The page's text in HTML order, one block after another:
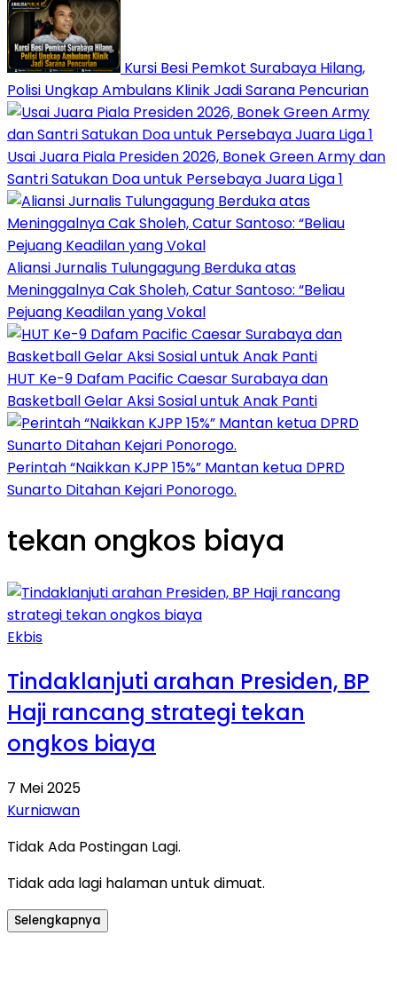
Kursi Besi Pemkot Surabaya Hilang,
Polisi Ungkap Ambulans Klinik Jadi Sarana Pencurian
Usai Juara Piala Presiden 2026, Bonek Green Army dan
Santri Satukan Doa untuk Persebaya Juara Liga 1
Aliansi Jurnalis Tulungagung Berduka atas
Meninggalnya Cak Sholeh, Catur Santoso: “Beliau
Pejuang Keadilan yang Vokal
HUT Ke-9 Dafam Pacific Caesar Surabaya dan
Basketball Gelar Aksi Sosial untuk Anak Panti
Perintah “Naikkan KJPP 15%” Mantan ketua DPRD
Sunarto Ditahan Kejari Ponorogo.
tekan ongkos biaya
Ekbis
Tindaklanjuti arahan Presiden, BP
Haji rancang strategi tekan
ongkos biaya
7 Mei 2025
Kurniawan
Tidak Ada Postingan Lagi.
Tidak ada lagi halaman untuk dimuat.
Selengkapnya